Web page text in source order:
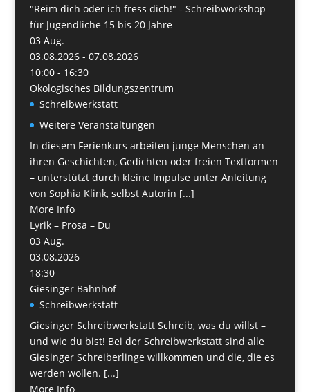
"Reim dich oder ich fress dich!" - Schreibworkshop
für Jugendliche 15 bis 20 Jahre
03 Aug.
03.08.2026 - 07.08.2026
10:00 - 16:30
Ökologisches Bildungszentrum
Schreibwerkstatt
Weitere Veranstaltungen
In diesem Ferienkurs arbeiten junge Menschen an
ihren Geschichten, Gedichten oder freien Textformen
– unterstützt durch kleine Impulse unter Anleitung
von Sophia Klink, selbst Autorin [...]
More Info
Lyrik – Prosa – Du
03 Aug.
03.08.2026
18:30
Giesinger Bahnhof
Schreibwerkstatt
Giesinger Schreibwerkstatt Schreib, was du willst –
und wie du bist! Bei der Schreibwerkstatt sind alle
Giesinger Schreiberlinge willkommen und die, die es
werden wollen. [...]
More Info